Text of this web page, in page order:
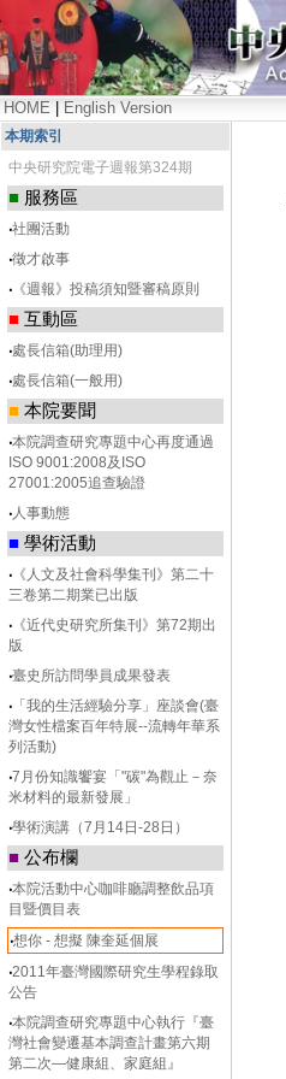
HOME English Version
本期索引
中央研究院電子週報第324期
■ 服務區
‧社團活動
‧徵才啟事
‧ 《週報》投稿須知暨審稿原則
■ 互動區
‧處長信箱(助理用)
‧處長信箱(一般用)
■ 本院要聞
‧本院調查研究專題中心再度通過
ISO 9001:2008及ISO
27001:2005追查驗證
‧人事動態
■ 學術活動
‧ 《人文及社會科學集刊》第二十
三卷第二期業已出版
‧ 《近代史研究所集刊》第72期出
版
‧臺史所訪問學員成果發表
‧ 「我的生活經驗分享」座談會(臺
灣女性檔案百年特展--流轉年華系
列活動)
‧7月份知識饗宴「"碳"為觀止－奈
米材料的最新發展」
‧學術演講（7月14日-28日）
■ 公布欄
‧本院活動中心咖啡廳調整飲品項
目暨價目表
‧想你 - 想擬 陳奎延個展
‧2011年臺灣國際研究生學程錄取
公告
‧本院調查研究專題中心執行『臺
灣社會變遷基本調查計畫第六期
第二次—健康組、家庭組』